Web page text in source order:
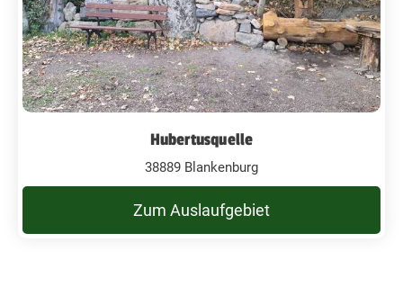
Hubertusquelle
38889 Blankenburg
Zum Auslaufgebiet